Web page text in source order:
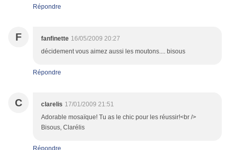
Répondre
F fanfinette 16/05/2009 20:27
décidement vous aimez aussi les moutons.... bisous
Répondre
C clarelis 17/01/2009 21:51
Adorable mosaïque! Tu as le chic pour les réussir!<br />
Bisous, Clarélis
Répondre